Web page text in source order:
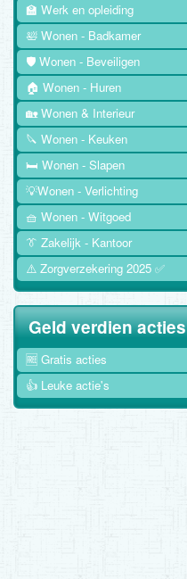
🏫 Werk en opleiding
🛀 Wonen - Badkamer
🛡️ Wonen - Beveiligen
🏠 Wonen - Huren
🏡 Wonen & Interieur
🔪 Wonen - Keuken
🛏️ Wonen - Slapen
💡Wonen - Verlichting
🧺 Wonen - Witgoed
👔 Zakelijk - Kantoor
⚠️ Zorgverzekering 2025 ✅
Geld verdien acties
🆓 Gratis acties
👍 Leuke actie's